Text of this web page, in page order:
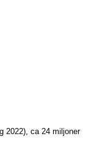
2022), ca 24 miljoner